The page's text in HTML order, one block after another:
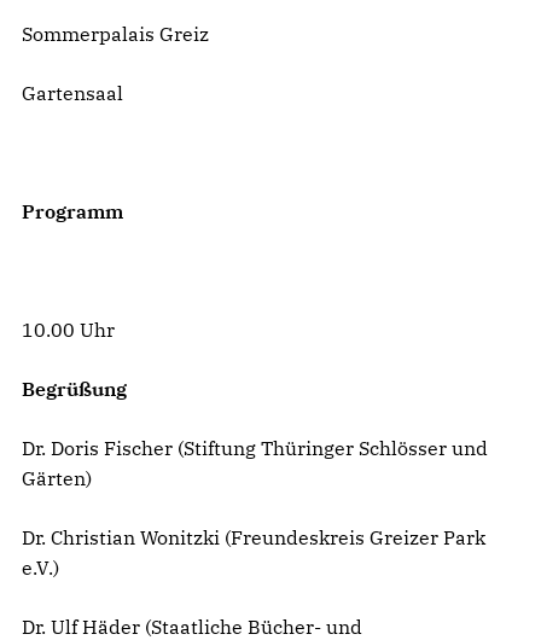
Sommerpalais Greiz
Gartensaal
Programm
10.00 Uhr
Begrüßung
Dr. Doris Fischer (Stiftung Thüringer Schlösser und
Gärten)
Dr. Christian Wonitzki (Freundeskreis Greizer Park
e.V.)
Dr. Ulf Häder (Staatliche Bücher- und